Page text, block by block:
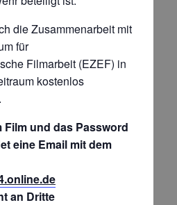
die Zusammenarbeit mit
für
Filmarbeit (EZEF) in
kostenlos
Film und das Password
eine Email mit dem
an Dritte